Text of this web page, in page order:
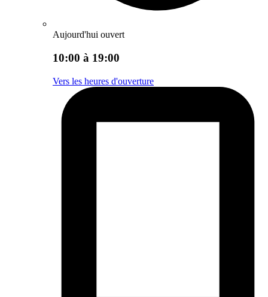
Aujourd'hui ouvert
10:00 à 19:00
Vers les heures d'ouverture